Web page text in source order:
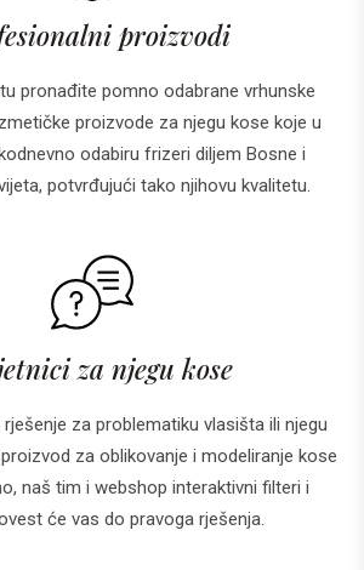
proizvodi
pronađite pomno odabrane vrhunske
proizvode za njegu kose koje u
odabiru frizeri diljem Bosne i
potvrđujući tako njihovu kvalitetu.
za njegu kose
za problematiku vlasišta ili njegu
za oblikovanje i modeliranje kose
naš tim i webshop interaktivni filteri i
će vas do pravoga rješenja.